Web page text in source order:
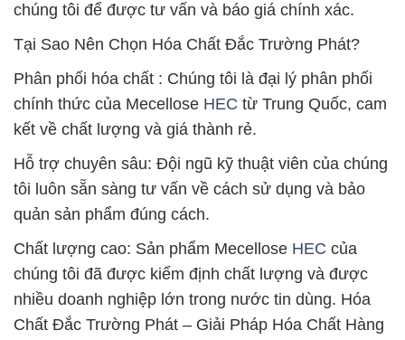
chúng tôi để được tư vấn và báo giá chính xác.
Tại Sao Nên Chọn Hóa Chất Đắc Trường Phát?
Phân phối hóa chất : Chúng tôi là đại lý phân phối
chính thức của Mecellose HEC từ Trung Quốc, cam
kết về chất lượng và giá thành rẻ.
Hỗ trợ chuyên sâu: Đội ngũ kỹ thuật viên của chúng
tôi luôn sẵn sàng tư vấn về cách sử dụng và bảo
quản sản phẩm đúng cách.
Chất lượng cao: Sản phẩm Mecellose HEC của
chúng tôi đã được kiểm định chất lượng và được
nhiều doanh nghiệp lớn trong nước tin dùng. Hóa
Chất Đắc Trường Phát – Giải Pháp Hóa Chất Hàng